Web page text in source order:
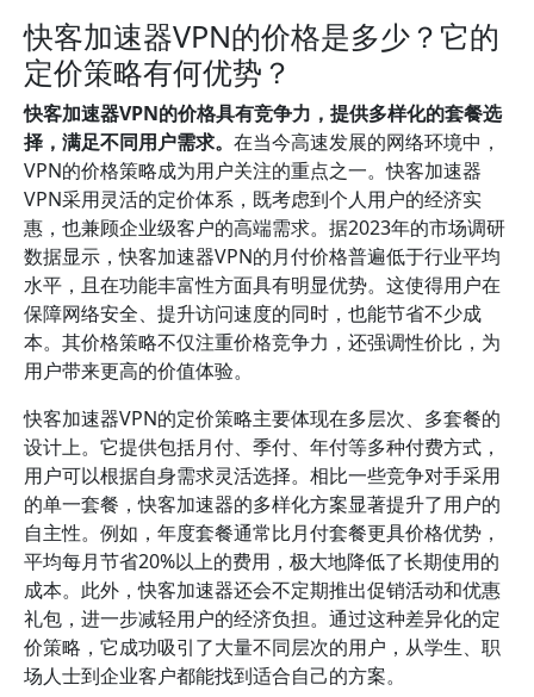
快客加速器VPN的价格是多少？它的
定价策略有何优势？
快客加速器VPN的价格具有竞争力，提供多样化的套餐选
择，满足不同用户需求。 在当今高速发展的网络环境中，
VPN的价格策略成为用户关注的重点之一。快客加速器
VPN采用灵活的定价体系，既考虑到个人用户的经济实
惠，也兼顾企业级客户的高端需求。据2023年的市场调研
数据显示，快客加速器VPN的月付价格普遍低于行业平均
水平，且在功能丰富性方面具有明显优势。这使得用户在
保障网络安全、提升访问速度的同时，也能节省不少成
本。其价格策略不仅注重价格竞争力，还强调性价比，为
用户带来更高的价值体验。
快客加速器VPN的定价策略主要体现在多层次、多套餐的
设计上。它提供包括月付、季付、年付等多种付费方式，
用户可以根据自身需求灵活选择。相比一些竞争对手采用
的单一套餐，快客加速器的多样化方案显著提升了用户的
自主性。例如，年度套餐通常比月付套餐更具价格优势，
平均每月节省20%以上的费用，极大地降低了长期使用的
成本。此外，快客加速器还会不定期推出促销活动和优惠
礼包，进一步减轻用户的经济负担。通过这种差异化的定
价策略，它成功吸引了大量不同层次的用户，从学生、职
场人士到企业客户都能找到适合自己的方案。